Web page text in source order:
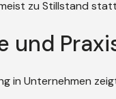
zu Stillstand
und
in Unternehmen